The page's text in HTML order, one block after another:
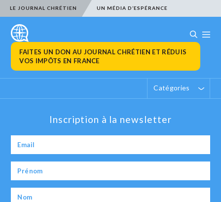
LE JOURNAL CHRÉTIEN UN MÉDIA D’ESPÉRANCE
FAITES UN DON AU JOURNAL CHRÉTIEN ET RÉDUIS
VOS IMPÔTS EN FRANCE
Catégories
Inscription à la newsletter